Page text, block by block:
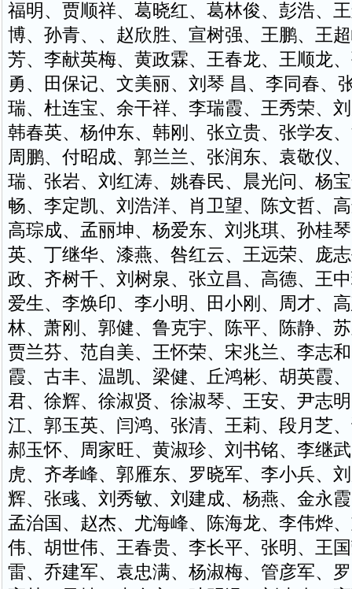
福明、贾顺祥、葛晓红、葛林俊、彭浩、
博、孙青、、赵欣胜、宣树强、王鹏、王
芳、李献英梅、黄政霖、王春龙、王顺龙
勇、田保记、文美丽、刘琴 昌、李同春、
瑞、杜连宝、余干祥、李瑞霞、王秀荣、
韩春英、杨仲东、韩刚、张立贵、张学友
周鹏、付昭成、郭兰兰、张润东、袁敬仪
瑞、张岩、刘红涛、姚春民、晨光问、杨
畅、李定凯、刘浩洋、肖卫望、陈文哲、
高琮成、孟丽坤、杨爱东、刘兆琪、孙桂
英、丁继华、漆燕、咎红云、王远荣、庞
政、齐树千、刘树泉、张立昌、高德、王
爱生、李焕印、李小明、田小刚、周才、
林、萧刚、郭健、鲁克宇、陈平、陈静、
贾兰芬、范自美、王怀荣、宋兆兰、李志
霞、古丰、温凯、梁健、丘鸿彬、胡英霞
君、徐辉、徐淑贤、徐淑琴、王安、尹志
江、郭玉英、闫鸿、张清、王莉、段月芝
郝玉怀、周家旺、黄淑珍、刘书铭、李继
虎、齐孝峰、郭雁东、罗晓军、李小兵、
辉、张彧、刘秀敏、刘建成、杨燕、金永
孟治国、赵杰、尤海峰、陈海龙、李伟烨
伟、胡世伟、王春贵、李长平、张明、王
雷、乔建军、袁忠满、杨淑梅、管彦军、